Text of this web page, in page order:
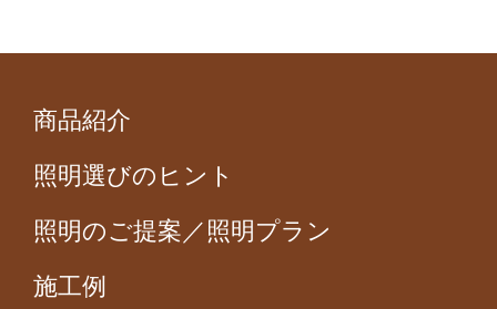
商品紹介
照明選びのヒント
照明のご提案／照明プラン
施工例